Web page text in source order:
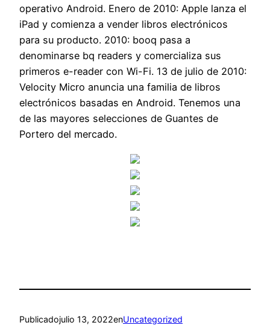
operativo Android. Enero de 2010: Apple lanza el
iPad y comienza a vender libros electrónicos
para su producto. 2010: booq pasa a
denominarse bq readers y comercializa sus
primeros e-reader con Wi-Fi. 13 de julio de 2010:
Velocity Micro anuncia una familia de libros
electrónicos basadas en Android. Tenemos una
de las mayores selecciones de Guantes de
Portero del mercado.
Publicadojulio 13, 2022enUncategorized